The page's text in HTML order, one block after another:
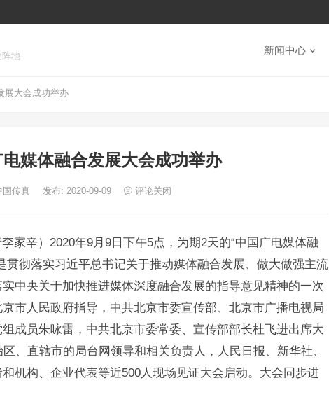
阵地
新闻中心
展大会成功举办
媒体融合发展大会成功举办
国传真 发布: 2020-09-09 评论关闭
家辛）2020年9月9日下午5点，为期2天的“中国广电媒体融
贯彻落实习近平总书记关于推动媒体融合发展、做大做强主流
中央关于加快推进媒体深度融合发展的指导意见精神的一次
市人民政府指导，中共北京市委宣传部、北京市广播电视局
成员朱咏雷，中共北京市委常委、宣传部部长杜飞进出席大
、直辖市的局台网领导和相关负责人，人民日报、新华社、
机构、企业代表等近500人现场见证大会启动。大会同步进